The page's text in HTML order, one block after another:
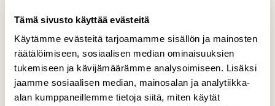
Tämä sivusto käyttää evästeitä
Käytämme evästeitä tarjoamamme sisällön ja mainosten
räätälöimiseen, sosiaalisen median ominaisuuksien
tukemiseen ja kävijämäärämme analysoimiseen. Lisäksi
jaamme sosiaalisen median, mainosalan ja analytiikka-
alan kumppaneillemme tietoja siitä, miten käytät
katsomaan, kuka oli saapunut sen vesille.
Kuvaaja: Lasse Hendriks
Kilpailun etusivulle